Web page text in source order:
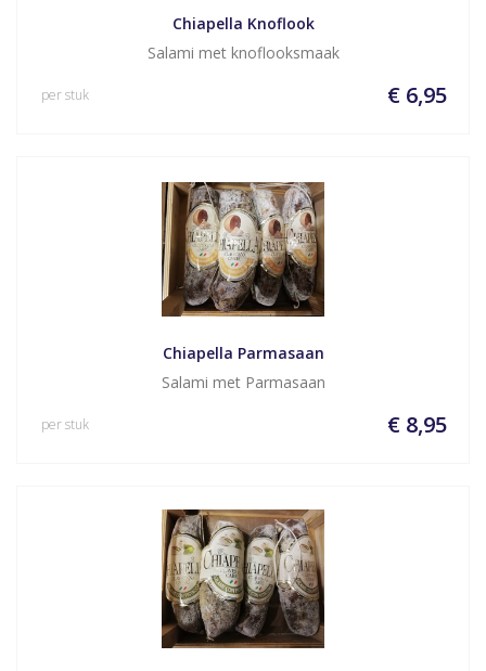
Chiapella Knoflook
Salami met knoflooksmaak
€ 6,95
per stuk
Chiapella Parmasaan
Salami met Parmasaan
€ 8,95
per stuk